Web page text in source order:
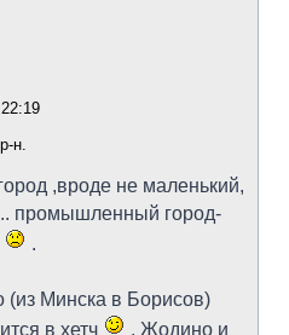
н.
,вроде не маленький,
промышленный город-
.
(из Минска в Борисов)
в хетч
. Жодино и